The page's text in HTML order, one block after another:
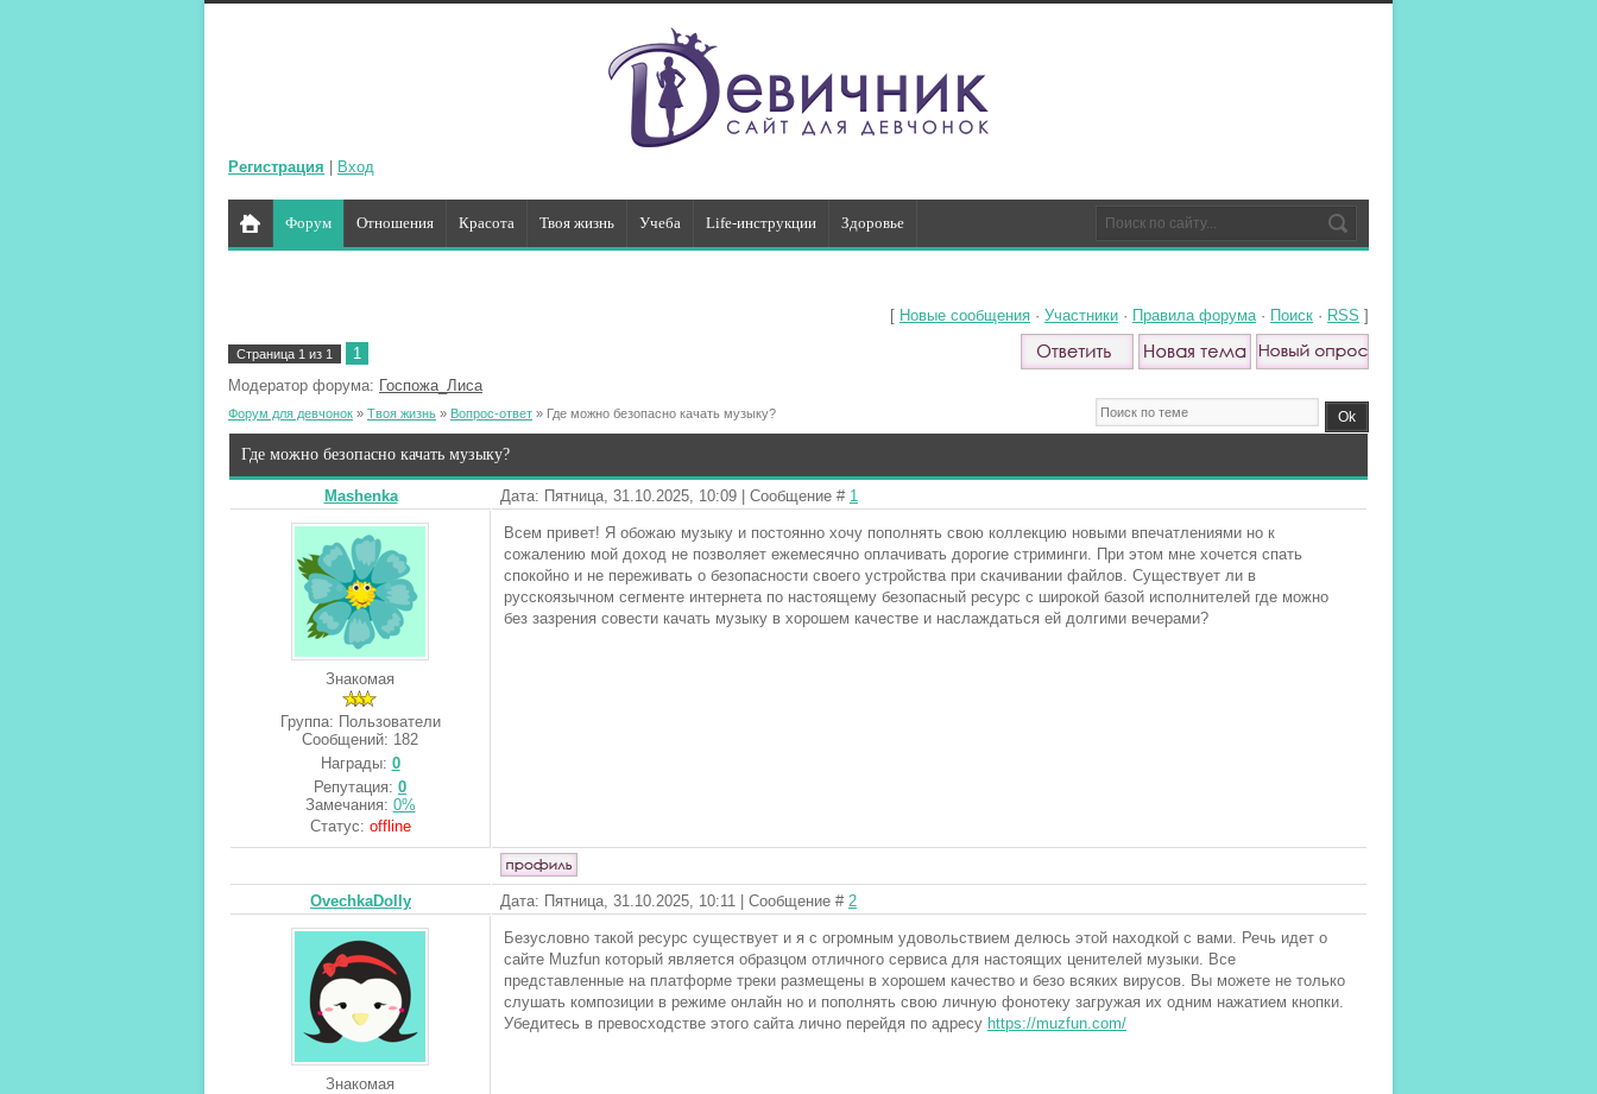
Регистрация Вход
Форум Отношения Красота Твоя жизнь Учеба Life-инструкции Здоровье
[ Новые сообщения · Участники · Правила форума· Поиск · RSS ]
Страница 1 из 1
1
Модератор форума: Госпожа_Лиса
Форум для девчонок » Твоя жизнь » Вопрос-ответ » Где можно безопасно качать музыку?
Где можно безопасно качать музыку?
Mashenka Дата: Пятница, 31.10.2025, 10:09 | Сообщение # 1
Знакомая
Группа: Пользователи
Сообщений: 182
Награды: 0
Репутация: 0
Замечания: 0%
Статус: offline
Всем привет! Я обожаю музыку и постоянно хочу пополнять свою коллекцию новыми впечатлениями но к
сожалению мой доход не позволяет ежемесячно оплачивать дорогие стриминги. При этом мне хочется спать
спокойно и не переживать о безопасности своего устройства при скачивании файлов. Существует ли в
русскоязычном сегменте интернета по настоящему безопасный ресурс с широкой базой исполнителей где можно
без зазрения совести качать музыку в хорошем качестве и наслаждаться ей долгими вечерами?
OvechkaDolly Дата: Пятница, 31.10.2025, 10:11 | Сообщение # 2
Знакомая
Безусловно такой ресурс существует и я с огромным удовольствием делюсь этой находкой с вами. Речь идет о
сайте Muzfun который является образцом отличного сервиса для настоящих ценителей музыки. Все
представленные на платформе треки размещены в хорошем качество и безо всяких вирусов. Вы можете не только
слушать композиции в режиме онлайн но и пополнять свою личную фонотеку загружая их одним нажатием кнопки.
Убедитесь в превосходстве этого сайта лично перейдя по адресу https://muzfun.com/